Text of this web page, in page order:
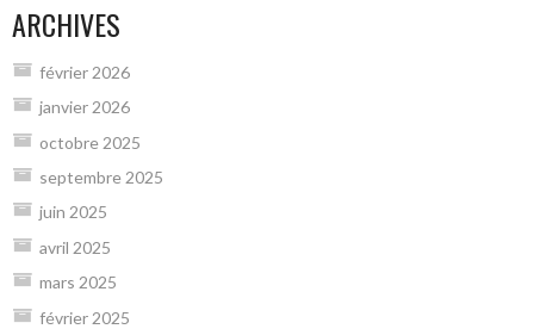
ARCHIVES
février 2026
janvier 2026
octobre 2025
septembre 2025
juin 2025
avril 2025
mars 2025
février 2025